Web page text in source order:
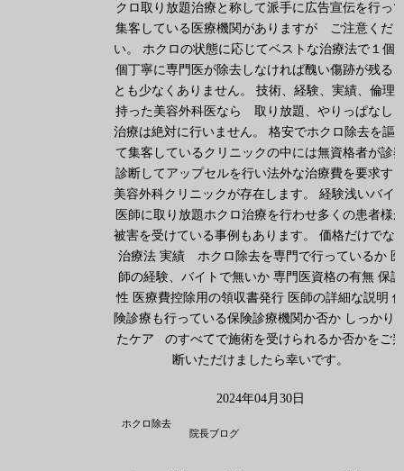
クロ取り放題治療と称して派手に広告宣伝を行っ
集客している医療機関がありますが ご注意くだ
い。 ホクロの状態に応じてベストな治療法で１個
個丁寧に専門医が除去しなければ醜い傷跡が残る
とも少なくありません。 技術、経験、実績、倫理
持った美容外科医なら 取り放題、やりっぱな
治療は絶対に行いません。 格安でホクロ除去を謳
て集客しているクリニックの中には無資格者が診
診断してアップセルを行い法外な治療費を要求す
美容外科クリニックが存在します。 経験浅いバイ
医師に取り放題ホクロ治療を行わせ多くの患者様
被害を受けている事例もあります。 価格だけでな
治療法 実績 ホクロ除去を専門で行っているか 医
師の経験、バイトで無いか 専門医資格の有無 保証
性 医療費控除用の領収書発行 医師の詳細な説明 保
険診療も行っている保険診療機関か否か しっかり
たケア のすべてで施術を受けられるか否かをご判
断いただけましたら幸いです。
2024年04月30日
ホクロ除去
院長ブログ